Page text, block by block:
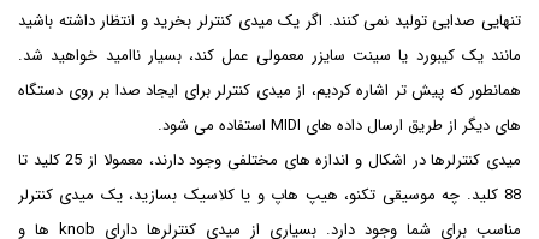
تنهایی صدایی تولید نمی کنند. اگر یک میدی کنترلر بخرید و انتظار داشته باشید
مانند یک کیبورد یا سینت سایزر معمولی عمل کند، بسیار ناامید خواهید شد.
همانطور که پیش تر اشاره کردیم، از میدی کنترلر برای ایجاد صدا بر روی دستگاه
های دیگر از طریق ارسال داده های MIDI استفاده می شود.
میدی کنترلرها در اشکال و اندازه های مختلفی وجود دارند، معمولا از 25 کلید تا
88 کلید. چه موسیقی تکنو، هیپ هاپ و یا کلاسیک بسازید، یک میدی کنترلر
مناسب برای شما وجود دارد. بسیاری از میدی کنترلرها دارای knob ها و